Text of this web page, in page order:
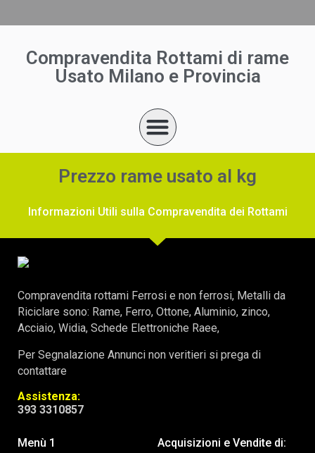
Compravendita Rottami di rame
Usato Milano e Provincia
Prezzo rame usato al kg
Informazioni Utili sulla Compravendita dei Rottami
Compravendita rottami Ferrosi e non ferrosi, Metalli da
Riciclare sono: Rame, Ferro, Ottone, Aluminio, zinco,
Acciaio, Widia, Schede Elettroniche Raee,
Per Segnalazione Annunci non veritieri si prega di
contattare
Assistenza:
393 3310857
Menù 1
Acquisizioni e Vendite di: